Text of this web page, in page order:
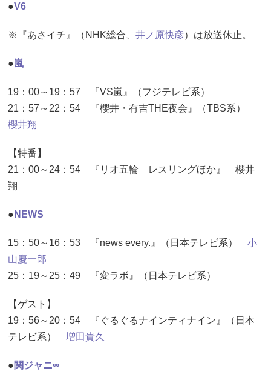
●V6
※『あさイチ』（NHK総合、 井ノ原快彦）は放送休止。
●嵐
19：00～19：57 『VS嵐』（フジテレビ系）
21：57～22：54 『櫻井・有吉THE夜会』（TBS系）
櫻井翔
【特番】
21：00～24：54 『リオ五輪 レスリングほか』 櫻井
翔
● NEWS
15：50～16：53 『news every.』（日本テレビ系） 小
山慶一郎
25：19～25：49 『変ラボ』（日本テレビ系）
【ゲスト】
19：56～20：54 『ぐるぐるナインティナイン』（日本
テレビ系） 増田貴久
●関ジャニ∞